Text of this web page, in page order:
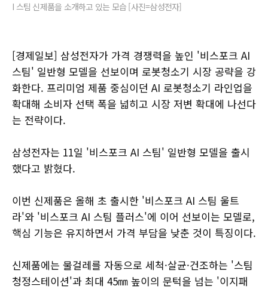
I 스팀 신제품을 소개하고 있는 모습 [사진=삼성전자]
[경제일보] 삼성전자가 가격 경쟁력을 높인 '비스포크 AI
스팀' 일반형 모델을 선보이며 로봇청소기 시장 공략을 강
화한다. 프리미엄 제품 중심이던 AI 로봇청소기 라인업을
확대해 소비자 선택 폭을 넓히고 시장 저변 확대에 나선다
는 전략이다.
삼성전자는 11일 '비스포크 AI 스팀' 일반형 모델을 출시
했다고 밝혔다.
이번 신제품은 올해 초 출시한 '비스포크 AI 스팀 울트
라'와 '비스포크 AI 스팀 플러스'에 이어 선보이는 모델로,
핵심 기능은 유지하면서 가격 부담을 낮춘 것이 특징이다.
신제품에는 물걸레를 자동으로 세척·살균·건조하는 '스팀
청정스테이션'과 최대 45㎜ 높이의 문턱을 넘는 '이지패